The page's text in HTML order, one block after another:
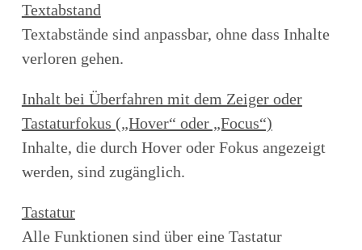
Textabstand
Textabstände sind anpassbar, ohne dass Inhalte
verloren gehen.
Inhalt bei Überfahren mit dem Zeiger oder
Tastaturfokus („Hover“ oder „Focus“)
Inhalte, die durch Hover oder Fokus angezeigt
werden, sind zugänglich.
Tastatur
Alle Funktionen sind über eine Tastatur